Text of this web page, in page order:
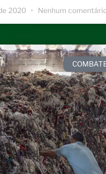
2020 Nenhum